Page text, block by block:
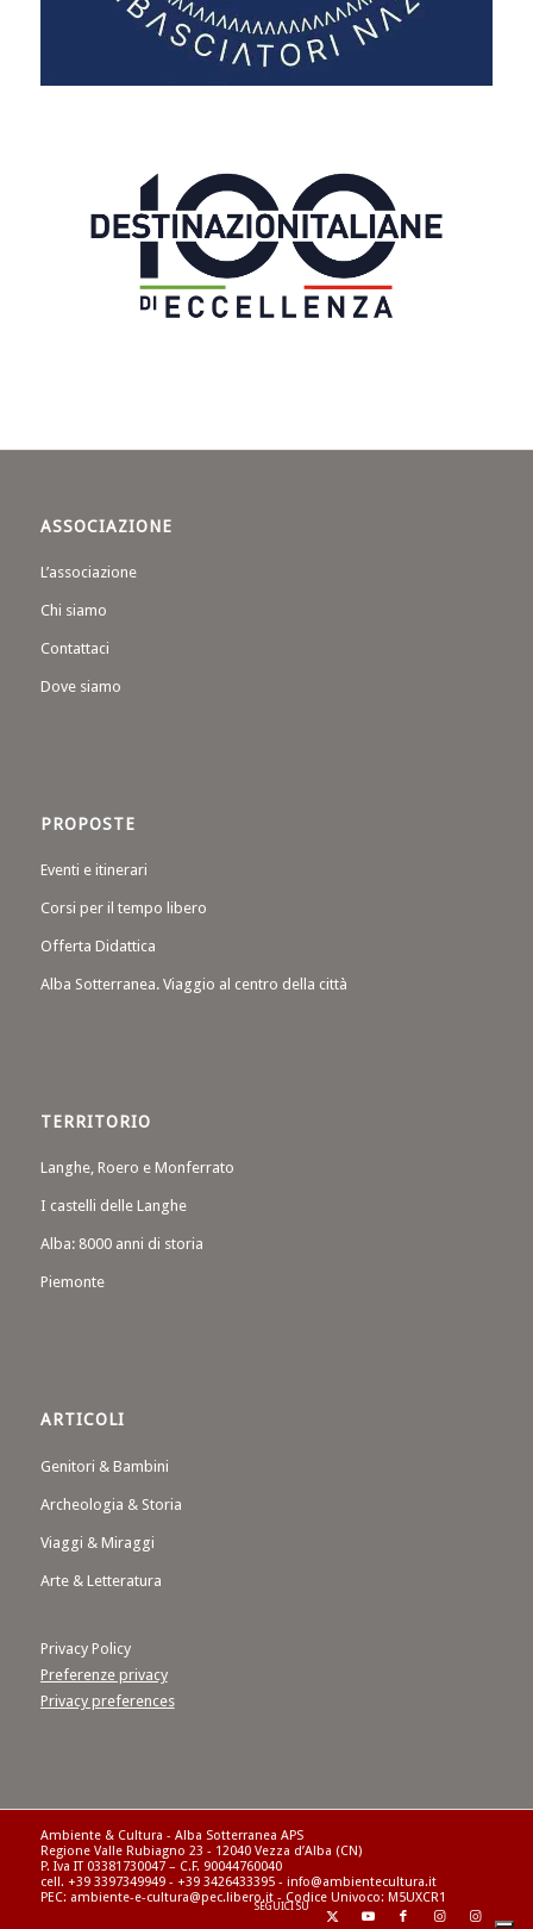
ASSOCIAZIONE
L’associazione
Chi siamo
Contattaci
Dove siamo
PROPOSTE
Eventi e itinerari
Corsi per il tempo libero
Offerta Didattica
Alba Sotterranea. Viaggio al centro della città
TERRITORIO
Langhe, Roero e Monferrato
I castelli delle Langhe
Alba: 8000 anni di storia
Piemonte
ARTICOLI
Genitori & Bambini
Archeologia & Storia
Viaggi & Miraggi
Arte & Letteratura
Privacy Policy
Preferenze privacy
Privacy preferences
Ambiente & Cultura - Alba Sotterranea APS
Regione Valle Rubiagno 23 - 12040 Vezza d’Alba (CN)
P. Iva IT 03381730047 – C.F. 90044760040
cell. +39 3397349949 - +39 3426433395 - info@ambientecultura.it
PEC: ambiente-e-cultura@pec.libero.it - Codice Univoco: M5UXCR1